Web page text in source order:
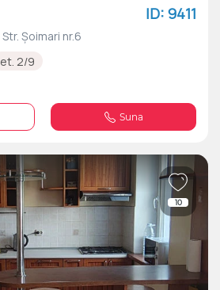
ID: 9411
Chișinău , Botanica Str. Șoimari nr.6
et. 2/9
Suna
10